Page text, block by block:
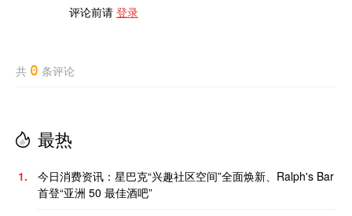
评论前请 登录
共 0 条评论
最热
1.
今日消费资讯：星巴克“兴趣社区空间”全面焕新、Ralph's Bar
首登“亚洲 50 最佳酒吧”